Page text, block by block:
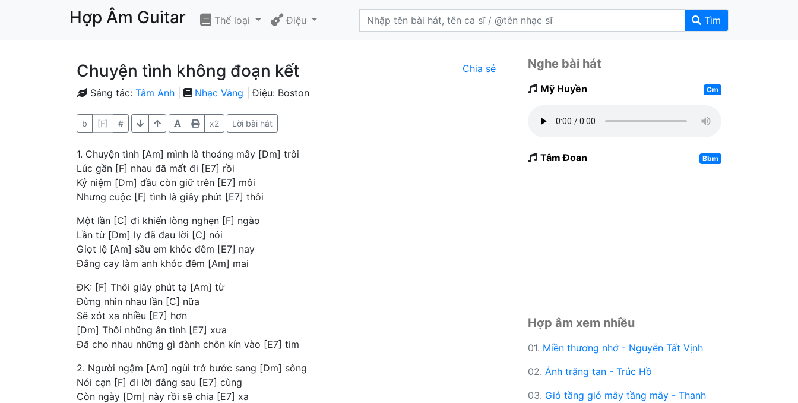
Hợp Âm Guitar Thể loại Điệu Tìm
Chuyện tình không đoạn kết Chia sẻ
Sáng tác: Tâm Anh Nhạc Vàng | Điệu: Boston
b [F] # x2 Lời bài hát
1. Chuyện tình [Am] mình là thoáng mây [Dm] trôi
Lúc gần [F] nhau đã mất đi [E7] rồi
Kỷ niệm [Dm] đầu còn giữ trên [E7] môi
Nhưng cuộc [F] tình là giây phút [E7] thôi
Một lần [C] đi khiến lòng nghẹn [F] ngào
Lần từ [Dm] ly đã đau lời [C] nói
Giọt lệ [Am] sầu em khóc đêm [E7] nay
Đắng cay làm anh khóc đêm [Am] mai
ĐK: [F] Thôi giây phút tạ [Am] từ
Đừng nhìn nhau lần [C] nữa
Sẽ xót xa nhiều [E7] hơn
[Dm] Thôi những ân tình [E7] xưa
Đã cho nhau những gì đành chôn kín vào [E7] tim
2. Người ngậm [Am] ngùi trở bước sang [Dm] sông
Nói cạn [F] đi lời đắng sau [E7] cùng
Còn ngày [Dm] này rồi sẽ chia [E7] xa
Nghe bài hát
Mỹ Huyền Cm
Tâm Đoan Bbm
Hợp âm xem nhiều
01. Miền thương nhớ - Nguyễn Tất Vịnh
02. Ánh trăng tan - Trúc Hồ
03. Gió tầng gió mây tầng mây - Thanh